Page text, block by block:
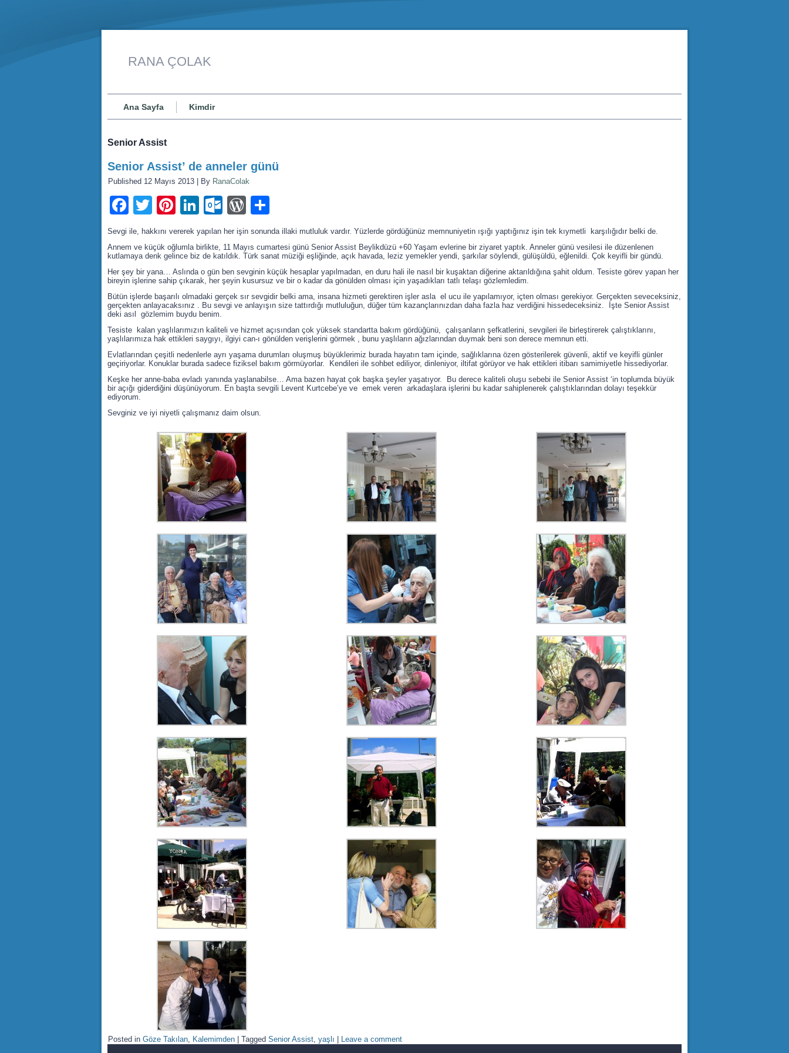
RANA ÇOLAK
Ana Sayfa Kimdir
Senior Assist
Senior Assist’ de anneler günü
Published 12 Mayıs 2013 By RanaColak
Facebook
TwitterPinterest
LinkedIn
Outlook.com
WordPress
Sevgi ile, hakkını vererek yapılan her işin sonunda illaki mutluluk vardır. Yüzlerde gördüğünüz memnuniyetin ışığı yaptığınız işin tek kıymetli karşılığıdır belki de.
Annem ve küçük oğlumla birlikte, 11 Mayıs cumartesi günü Senior Assist Beylikdüzü +60 Yaşam evlerine bir ziyaret yaptık. Anneler günü vesilesi ile düzenlenen
kutlamaya denk gelince biz de katıldık. Türk sanat müziği eşliğinde, açık havada, leziz yemekler yendi, şarkılar söylendi, gülüşüldü, eğlenildi. Çok keyifli bir gündü.
Her şey bir yana… Aslında o gün ben sevginin küçük hesaplar yapılmadan, en duru hali ile nasıl bir kuşaktan diğerine aktarıldığına şahit oldum. Tesiste görev yapan her
bireyin işlerine sahip çıkarak, her şeyin kusursuz ve bir o kadar da gönülden olması için yaşadıkları tatlı telaşı gözlemledim.
Bütün işlerde başarılı olmadaki gerçek sır sevgidir belki ama, insana hizmeti gerektiren işler asla el ucu ile yapılamıyor, içten olması gerekiyor. Gerçekten seveceksiniz,
gerçekten anlayacaksınız . Bu sevgi ve anlayışın size tattırdığı mutluluğun, düğer tüm kazançlarınızdan daha fazla haz verdiğini hissedeceksiniz. İşte Senior Assist
deki asıl gözlemim buydu benim.
Tesiste kalan yaşlılarımızın kaliteli ve hizmet açısından çok yüksek standartta bakım gördüğünü, çalışanların şefkatlerini, sevgileri ile birleştirerek çalıştıklarını,
yaşlılarımıza hak ettikleri saygıyı, ilgiyi can-ı gönülden verişlerini görmek , bunu yaşlıların ağızlarından duymak beni son derece memnun etti.
Evlatlarından çeşitli nedenlerle ayrı yaşama durumları oluşmuş büyüklerimiz burada hayatın tam içinde, sağlıklarına özen gösterilerek güvenli, aktif ve keyifli günler
geçiriyorlar. Konuklar burada sadece fiziksel bakım görmüyorlar. Kendileri ile sohbet ediliyor, dinleniyor, iltifat görüyor ve hak ettikleri itibarı samimiyetle hissediyorlar.
Keşke her anne-baba evladı yanında yaşlanabilse… Ama bazen hayat çok başka şeyler yaşatıyor. Bu derece kaliteli oluşu sebebi ile Senior Assist ‘in toplumda büyük
bir açığı giderdiğini düşünüyorum. En başta sevgili Levent Kurtcebe’ye ve emek veren arkadaşlara işlerini bu kadar sahiplenerek çalıştıklarından dolayı teşekkür
ediyorum.
Sevginiz ve iyi niyetli çalışmanız daim olsun.
Posted in Göze Takılan, Kalemimden Tagged Senior Assist, yaşlı Leave a comment